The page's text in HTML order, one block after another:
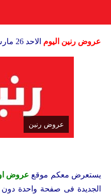
عروض رنين اليوم الاحد 26 مارس 2023 بجميع فروع رنين
عروض رنين
يستعرض معكم موقع عروض
الجديدة فى صفحة واحدة